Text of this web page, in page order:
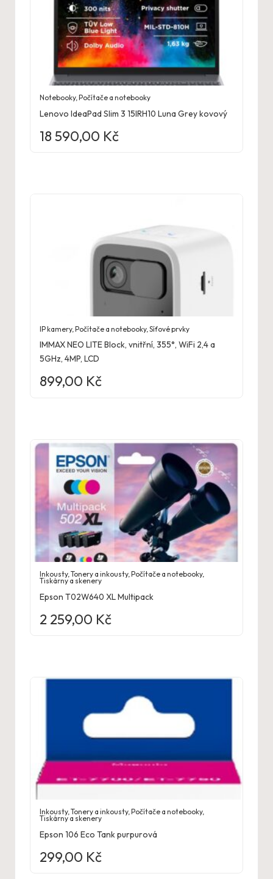
Notebooky,Počítače a notebooky
Lenovo IdeaPad Slim 3 15IRH10 Luna Grey kovový
18 590,00 Kč
IP kamery,Počítače a notebooky,Síťové prvky
IMMAX NEO LITE Block, vnitřní, 355°, WiFi 2,4 a
5GHz, 4MP, LCD
899,00 Kč
Inkousty,Tonery a inkousty,Počítače a notebooky,
Tiskárny a skenery
Epson T02W640 XL Multipack
2 259,00 Kč
Inkousty,Tonery a inkousty,Počítače a notebooky,
Tiskárny a skenery
Epson 106 Eco Tank purpurová
299,00 Kč